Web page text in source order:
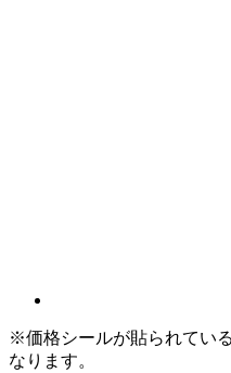
※価格シールが貼られてい
なります。